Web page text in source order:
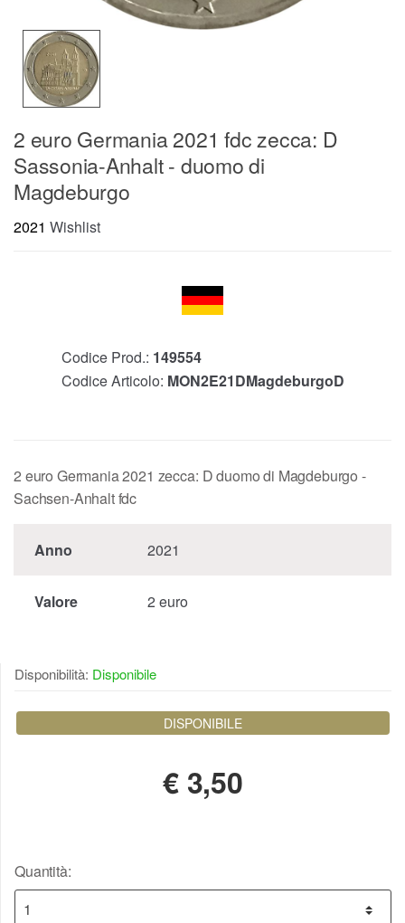
2 euro Germania 2021 fdc zecca: D
Sassonia-Anhalt - duomo di
Magdeburgo
2021 Wishlist
Codice Prod.: 149554
Codice Articolo: MON2E21DMagdeburgoD
2 euro Germania 2021 zecca: D duomo di Magdeburgo -
Sachsen-Anhalt fdc
Anno 2021
Valore 2 euro
Disponibilità: Disponibile
DISPONIBILE
€ 3,50
Quantità: